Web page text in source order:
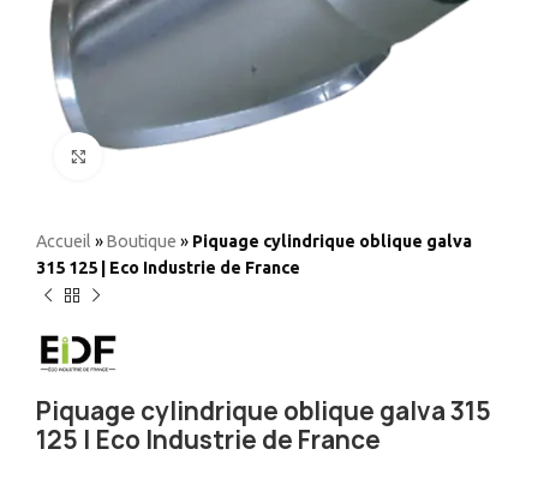
Elargir
Accueil »Boutique » Piquage cylindrique oblique galva
315 125 | Eco Industrie de France
Piquage cylindrique oblique galva 315
125 | Eco Industrie de France